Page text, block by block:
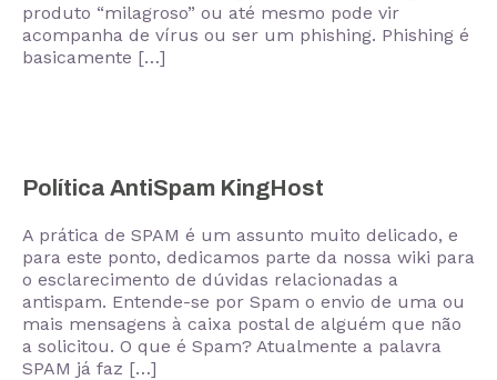
produto “milagroso” ou até mesmo pode vir
acompanha de vírus ou ser um phishing. Phishing é
basicamente […]
Política AntiSpam KingHost
A prática de SPAM é um assunto muito delicado, e
para este ponto, dedicamos parte da nossa wiki para
o esclarecimento de dúvidas relacionadas a
antispam. Entende-se por Spam o envio de uma ou
mais mensagens à caixa postal de alguém que não
a solicitou. O que é Spam? Atualmente a palavra
SPAM já faz […]